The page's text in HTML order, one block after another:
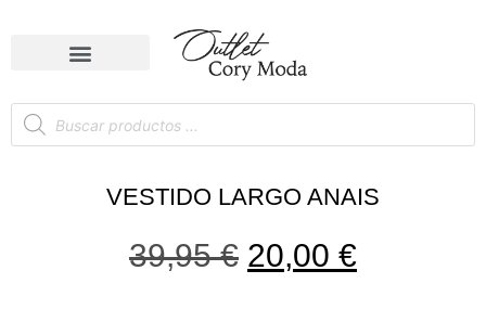
VESTIDO LARGO ANAIS
39,95€ 20,00 €